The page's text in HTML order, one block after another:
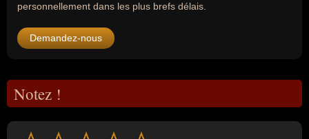
personnellement dans les plus brefs délais.
Demandez-nous
Notez !